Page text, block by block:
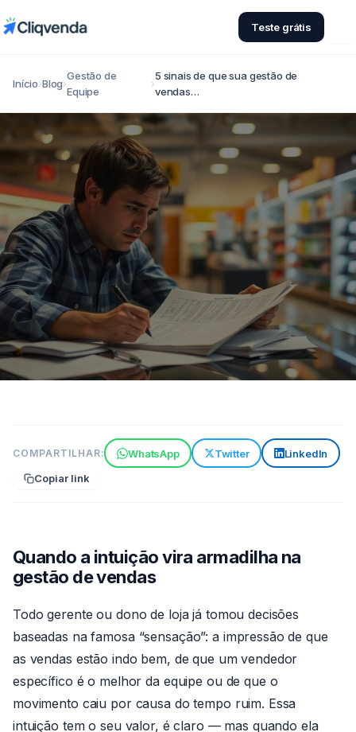
Teste grátis
Início›Blog›
Gestão de
Equipe
›
5 sinais de que sua gestão de
vendas…
5 sinais de que sua gestão de
vendas ainda é feita no
Por
Claude
COMPARTILHAR: WhatsApp Twitter
LinkedIn
Copiar link
Quando a intuição vira armadilha na
gestão de vendas
Todo gerente ou dono de loja já tomou decisões
baseadas na famosa “sensação”: a impressão de que
as vendas estão indo bem, de que um vendedor
específico é o melhor da equipe ou de que o
movimento caiu por causa do tempo ruim. Essa
intuição tem o seu valor, é claro — mas quando ela